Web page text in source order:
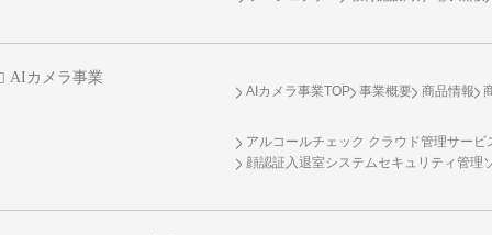
AIカメラ事業
AIカメラ事業TOP 事業概要 商品情報
アルコールチェック クラウド管理サービ
顔認証入退室システムセキュリティ管理